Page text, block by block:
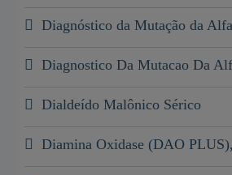
Diagnóstico da Mutação da
Diagnostico Da Mutacao Da
Dialdeído Malônico Sérico
Diamina Oxidase (DAO